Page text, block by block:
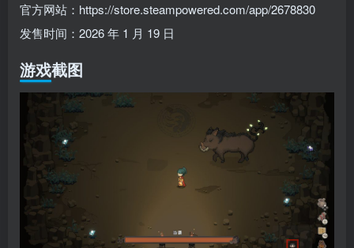
官方网站：https://store.steampowered.com/app/2678830
发售时间：2026 年 1 月 19 日
游戏截图